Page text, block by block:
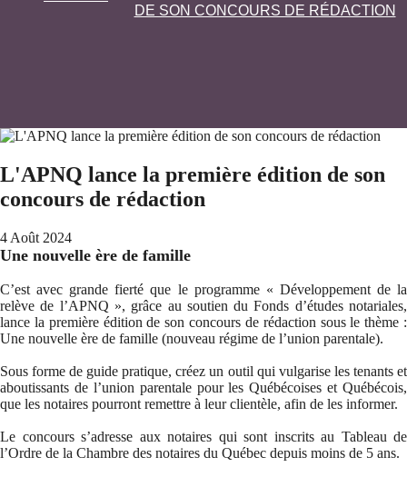
DE SON CONCOURS DE RÉDACTION
L'APNQ lance la première édition de son
concours de rédaction
4 Août 2024
Une nouvelle ère de famille
C’est avec grande fierté que le programme « Développement de la
relève de l’APNQ », grâce au soutien du Fonds d’études notariales,
lance la première édition de son concours de rédaction sous le thème :
Une nouvelle ère de famille (nouveau régime de l’union parentale).
Sous forme de guide pratique, créez un outil qui vulgarise les tenants et
aboutissants de l’union parentale pour les Québécoises et Québécois,
que les notaires pourront remettre à leur clientèle, afin de les informer.
Le concours s’adresse aux notaires qui sont inscrits au Tableau de
l’Ordre de la Chambre des notaires du Québec depuis moins de 5 ans.